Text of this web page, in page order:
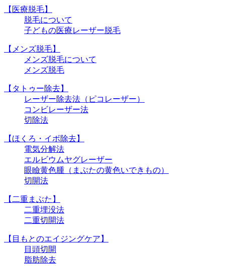
【医療脱毛】
脱毛について
子どもの医療レーザー脱毛
【メンズ脱毛】
メンズ脱毛について
メンズ脱毛
【タトゥー除去】
レーザー除去法（ピコレーザー）
コンビレーザー法
切除法
【ほくろ・イボ除去】
電気分解法
エルビウムヤグレーザー
眼瞼黄色腫（まぶたの黄色いできもの）
切開法
【二重まぶた】
二重埋没法
二重切開法
【目もとのエイジングケア】
目頭切開
脂肪除去